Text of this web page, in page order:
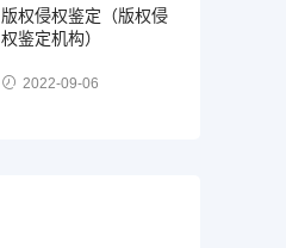
版权侵权鉴定（版权侵
权鉴定机构）
2022-09-06